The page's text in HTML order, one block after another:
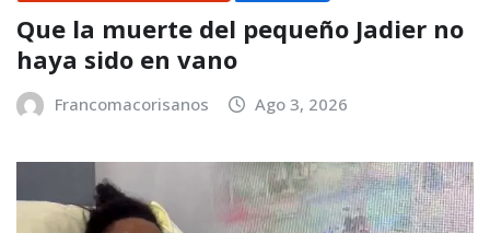
Que la muerte del pequeño Jadier no
haya sido en vano
Francomacorisanos Ago 3, 2026